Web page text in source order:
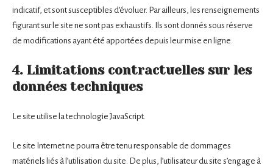
indicatif, et sont susceptibles d’évoluer. Par ailleurs, les renseignements
figurant sur le site ne sont pas exhaustifs. Ils sont donnés sous réserve
de modifications ayant été apportées depuis leur mise en ligne.
4. Limitations contractuelles sur les
données techniques
Le site utilise la technologie JavaScript.
Le site Internet ne pourra être tenu responsable de dommages
matériels liés à l’utilisation du site. De plus, l’utilisateur du site s’engage à